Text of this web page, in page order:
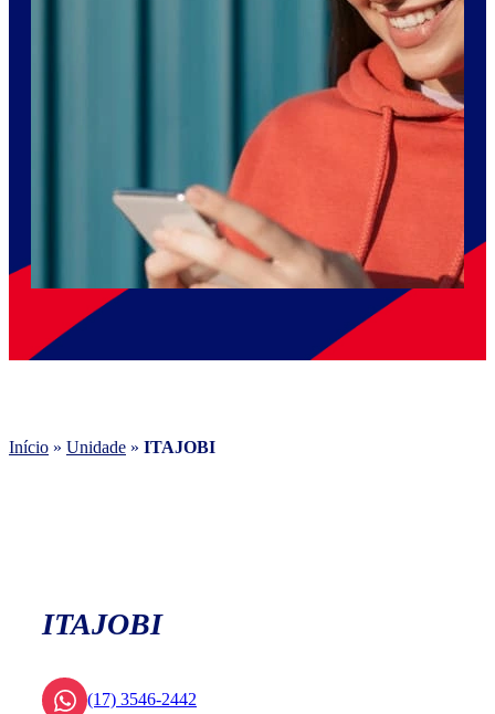
Início » Unidade » ITAJOBI
ITAJOBI
(17) 3546-2442